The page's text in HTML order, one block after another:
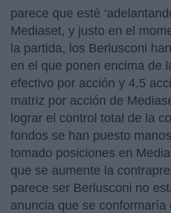
parece que esté
Mediaset, y justo en el
la partida, los Berlusconi
en el que ponen encima de
efectivo por acción y 4,5
matriz por acción de
lograr el control total de la
fondos se han puesto
tomado posiciones en
que se aumente la
parece ser Berlusconi no
anuncia que se conformaría